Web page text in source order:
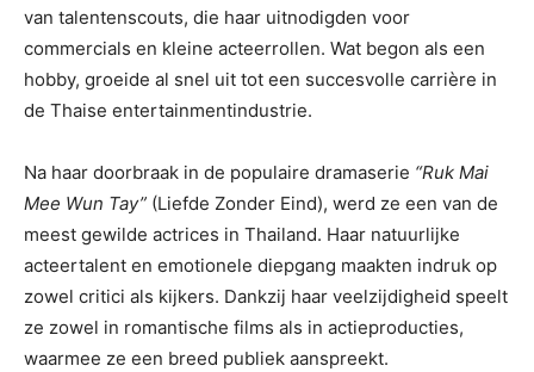
van talentenscouts, die haar uitnodigden voor
commercials en kleine acteerrollen. Wat begon als een
hobby, groeide al snel uit tot een succesvolle carrière in
de Thaise entertainmentindustrie.
Na haar doorbraak in de populaire dramaserie “Ruk Mai
Mee Wun Tay” (Liefde Zonder Eind), werd ze een van de
meest gewilde actrices in Thailand. Haar natuurlijke
acteertalent en emotionele diepgang maakten indruk op
zowel critici als kijkers. Dankzij haar veelzijdigheid speelt
ze zowel in romantische films als in actieproducties,
waarmee ze een breed publiek aanspreekt.